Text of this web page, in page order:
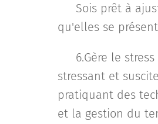
🔑 Sois prêt à
qu'elles se
❎ 6.Gère le
stressant et
pratiquant des
et la gestion du